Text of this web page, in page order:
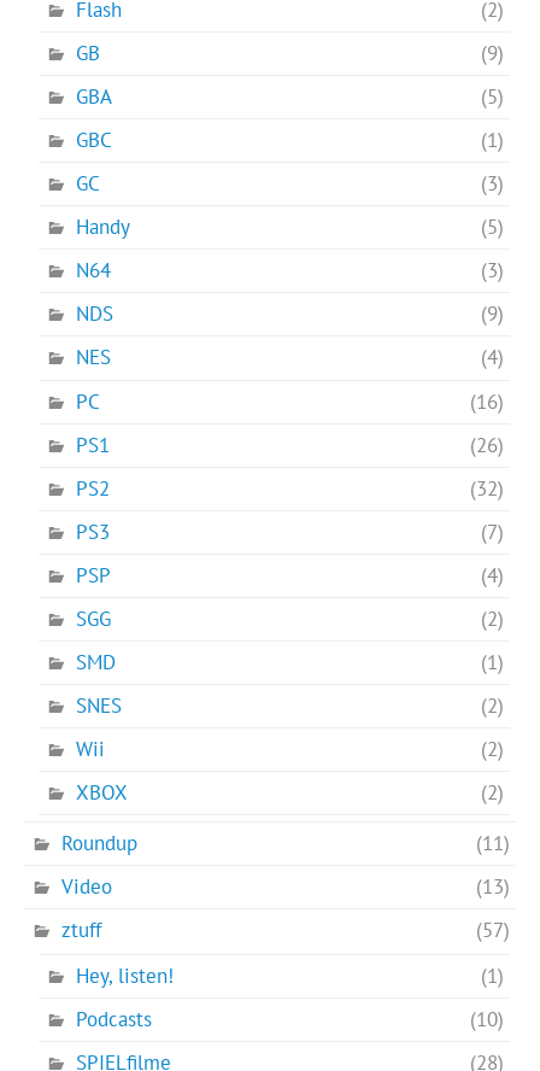
Flash
(2)
GB
(9)
GBA
(5)
GBC
(1)
GC
(3)
Handy
(5)
N64
(3)
NDS
(9)
NES
(4)
PC
(16)
PS1
(26)
PS2
(32)
PS3
(7)
PSP
(4)
SGG
(2)
SMD
(1)
SNES
(2)
Wii
(2)
XBOX
(2)
Roundup
(11)
Video
(13)
ztuff
(57)
Hey, listen!
(1)
Podcasts
(10)
SPIELfilme
(28)